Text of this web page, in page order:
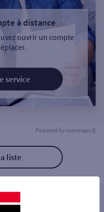
à distance
ouvrir un compte
service
Powered by evermaps ©
liste
à proximité